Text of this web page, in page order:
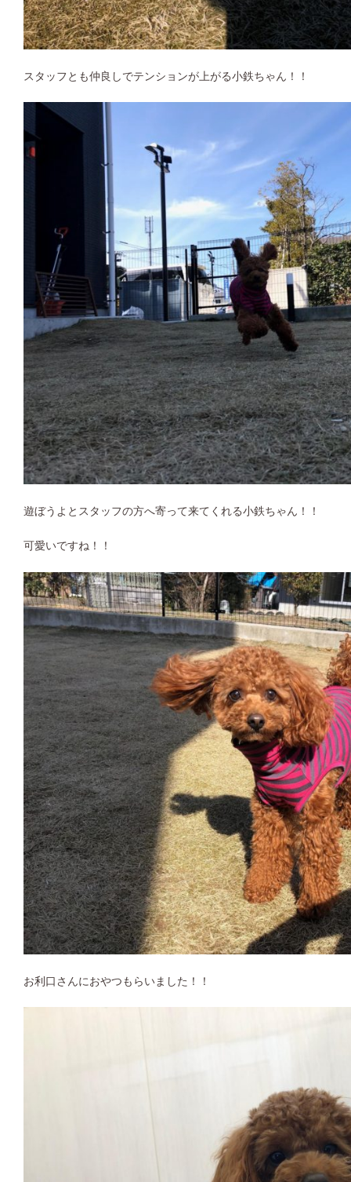
スタッフとも仲良しでテンションが上がる小鉄ちゃん！！
遊ぼうよとスタッフの方へ寄って来てくれる小鉄ちゃん！！
可愛いですね！！
お利口さんにおやつもらいました！！